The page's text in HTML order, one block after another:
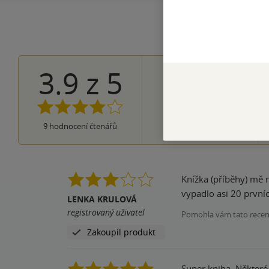
3.9 z 5
9 hodnocení čtenářů
LENKA KRULOVÁ
registrovaný uživatel
Zakoupil produkt
Knížka (příběhy) mě nezklamaly, horší už to bylo s vazbou.
vypadlo asi 20
Pomohla vám tato